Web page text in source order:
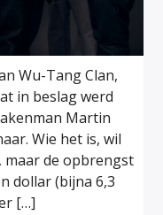
Wu-Tang Clan,
in beslag werd
Martin
Wie het is, wil
maar de opbrengst
dollar (bijna 6,3
[…]